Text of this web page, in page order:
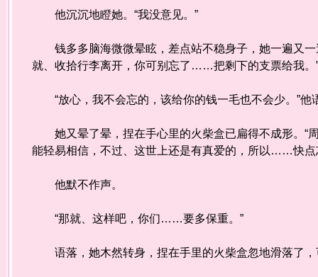
他沉沉地瞪她。“我没意见。”
钱多多脑海微微晕眩，差点站不稳身子，她一遍又
就、收拾行李离开，你可别忘了……把剩下的支票给我。
“放心，我不会忘的，该给你的钱一毛也不会少。”他
她又晕了晕，捏在手心里的火柴盒已扁得不成形。“
能轻易相信，不过、这世上还是有真爱的，所以……快
他默不作声。
“那就、这样吧，你们……要多保重。”
语落，她木然转身，捏在手里的火柴盒忽地滑落了，